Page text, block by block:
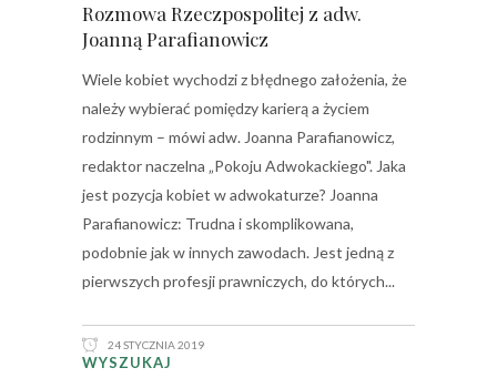
Rozmowa Rzeczpospolitej z adw.
Joanną Parafianowicz
Wiele kobiet wychodzi z błędnego założenia, że
należy wybierać pomiędzy karierą a życiem
rodzinnym – mówi adw. Joanna Parafianowicz,
redaktor naczelna „Pokoju Adwokackiego". Jaka
jest pozycja kobiet w adwokaturze? Joanna
Parafianowicz: Trudna i skomplikowana,
podobnie jak w innych zawodach. Jest jedną z
pierwszych profesji prawniczych, do których
24 STYCZNIA 2019
WYSZUKAJ